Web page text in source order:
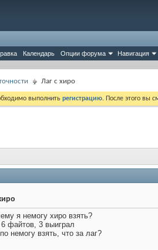
Календарь Опции форума Навигация
Лаг с хиро
выполнить регистрацию. После этого вы
я немогу хиро взять?
файтов, 3 выиграл
немогу взять, что за лаг?